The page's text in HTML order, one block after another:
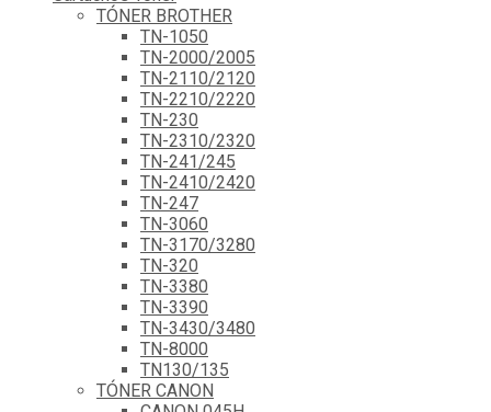
TÓNER BROTHER
TN-1050
TN-2000/2005
TN-2110/2120
TN-2210/2220
TN-230
TN-2310/2320
TN-241/245
TN-2410/2420
TN-247
TN-3060
TN-3170/3280
TN-320
TN-3380
TN-3390
TN-3430/3480
TN-8000
TN130/135
TÓNER CANON